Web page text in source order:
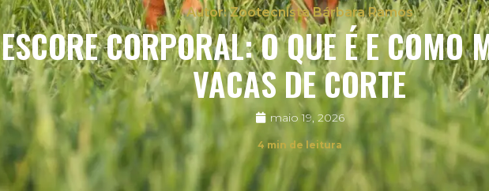
Zootecnista Bárbara Ramos
ESCORE CORPORAL: O QUE É E COMO
VACAS DE CORTE
maio 19, 2026
4 min de leitura